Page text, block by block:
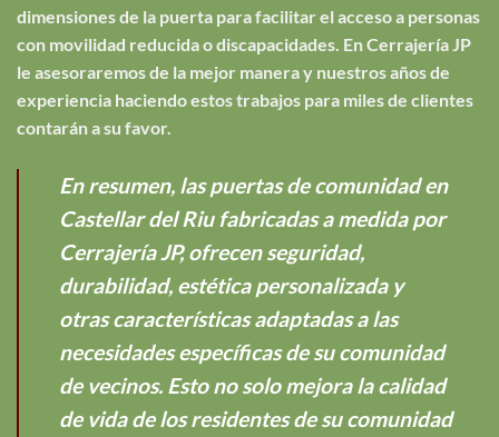
dimensiones de la puerta para facilitar el acceso a personas
con movilidad reducida o discapacidades. En Cerrajería JP
le asesoraremos de la mejor manera y nuestros años de
experiencia haciendo estos trabajos para miles de clientes
contarán a su favor.
En resumen, las puertas de comunidad en
Castellar del Riu fabricadas a medida por
Cerrajería JP, ofrecen seguridad,
durabilidad, estética personalizada y
otras características adaptadas a las
necesidades específicas de su comunidad
de vecinos. Esto no solo mejora la calidad
de vida de los residentes de su comunidad